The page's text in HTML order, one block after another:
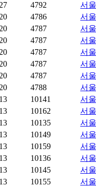
4792
서
4786
서
4787
서
4787
서
4787
서
4787
서
4787
서
4788
서
10141
서
10162
서
10135
서
10149
서
10159
서
10136
서
10145
서
10155
서